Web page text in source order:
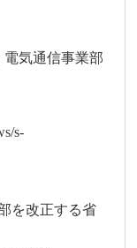
気通信事業部
s-
を改正する省